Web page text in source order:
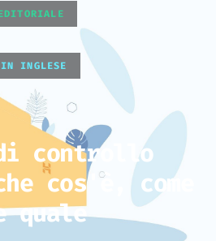
INGLESE
di controllo
cos'è, come
quale